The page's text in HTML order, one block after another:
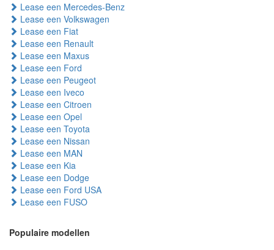
Lease een Mercedes-Benz
Lease een Volkswagen
Lease een Fiat
Lease een Renault
Lease een Maxus
Lease een Ford
Lease een Peugeot
Lease een Iveco
Lease een Citroen
Lease een Opel
Lease een Toyota
Lease een Nissan
Lease een MAN
Lease een Kia
Lease een Dodge
Lease een Ford USA
Lease een FUSO
Populaire modellen